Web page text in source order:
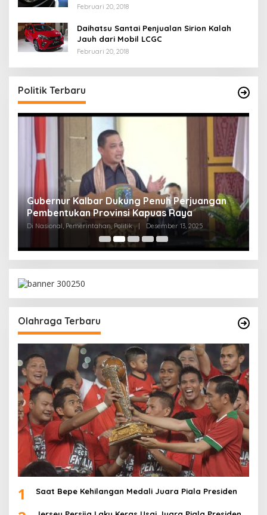
Februari 20, 2018
Daihatsu Santai Penjualan Sirion Kalah
Jauh dari Mobil LCGC
Februari 20, 2018
Politik Terbaru
Gubernur Kalbar Dukung Penuh Perjuangan
Pembentukan Provinsi Kapuas Raya
Di Nasional, Pemerintahan, Politik | Desember 13, 2025
Olahraga Terbaru
1 Saat Bepe Kehilangan Medali Juara Piala Presiden